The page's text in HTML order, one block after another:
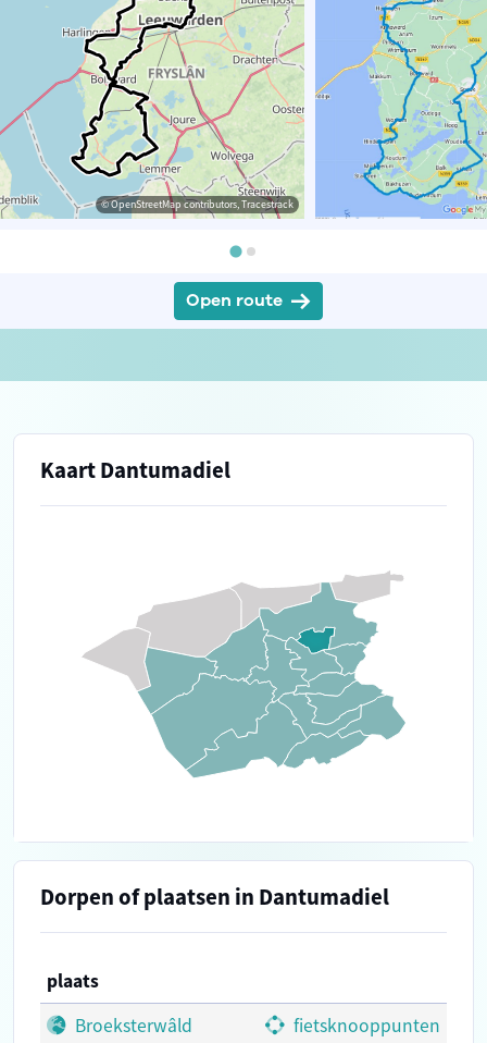
© OpenStreetMap contributors, Tracestrack
Open route
Kaart Dantumadiel
Dorpen of plaatsen in Dantumadiel
plaats
Broeksterwâld
fietsknooppunten